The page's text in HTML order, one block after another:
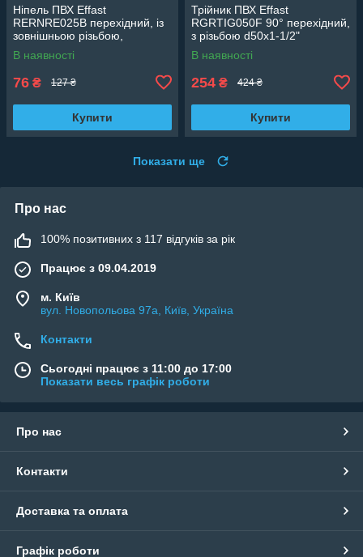
Ніпель ПВХ Effast
RERNRE025B перехідний, із
зовнішньою різьбою,
d3/4"х1/2"
В наявності
76 ₴ 127 ₴
Купити
Трійник ПВХ Effast
RGRTIG050F 90° перехідний,
з різьбою d50x1-1/2"
В наявності
254 ₴ 424 ₴
Купити
Показати ще
Про нас
100% позитивних з 117 відгуків за рік
Працює з 09.04.2019
м. Київ
вул. Новопольова 97а, Київ, Україна
Контакти
Сьогодні працює з 11:00 до 17:00
Показати весь графік роботи
Про нас
Контакти
Доставка та оплата
Графік роботи